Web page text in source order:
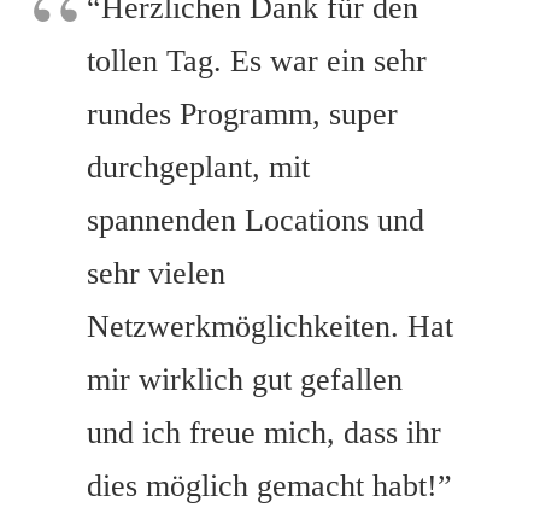
“Herzlichen Dank für den
tollen Tag. Es war ein sehr
rundes Programm, super
durchgeplant, mit
spannenden Locations und
sehr vielen
Netzwerkmöglichkeiten. Hat
mir wirklich gut gefallen
und ich freue mich, dass ihr
dies möglich gemacht habt!”